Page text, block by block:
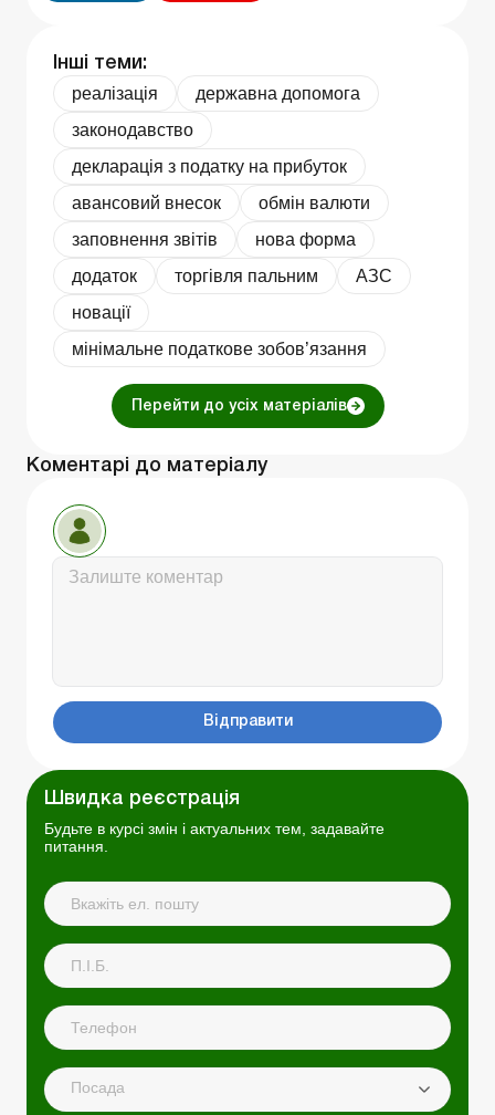
Інші теми:
реалізація
державна допомога
законодавство
декларація з податку на прибуток
авансовий внесок
обмін валюти
заповнення звітів
нова форма
додаток
торгівля пальним
АЗС
новації
мінімальне податкове зобов’язання
Перейти до усіх матеріалів
Коментарі до матеріалу
Відправити
Швидка реєстрація
Будьте в курсі змін і актуальних тем, задавайте
питання.
Посада